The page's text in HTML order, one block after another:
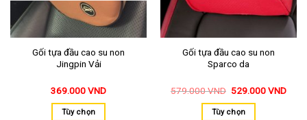
Gối tựa đầu cao su non
Jingpin Vải
369.000VND
Tùy chọn
Gối tựa đầu cao su non
Sparco da
579.000VND 529.000VND
Tùy chọn